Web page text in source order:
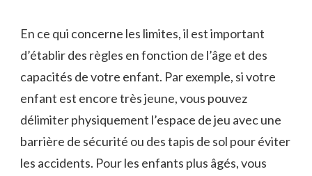
En ce⁢ qui concerne les⁣ limites, il est important
d’établir des règles en fonction de l’âge et‍ des
capacités ⁢de votre​ enfant. Par exemple, si votre
enfant ⁢est⁢ encore très ​jeune, vous pouvez
délimiter⁤ physiquement l’espace de ‌jeu avec une
barrière de sécurité ou des tapis⁣ de sol pour éviter
⁤les ⁢accidents. Pour ⁢les enfants plus âgés, vous